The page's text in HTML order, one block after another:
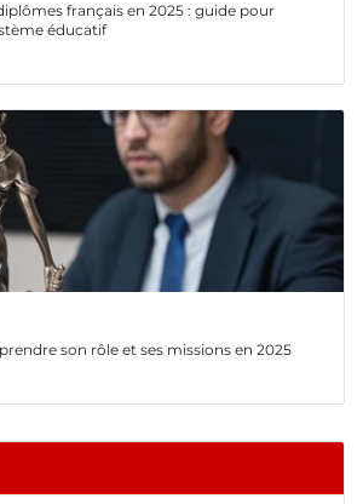
français en 2025 : guide pour
éducatif
son rôle et ses missions en 2025